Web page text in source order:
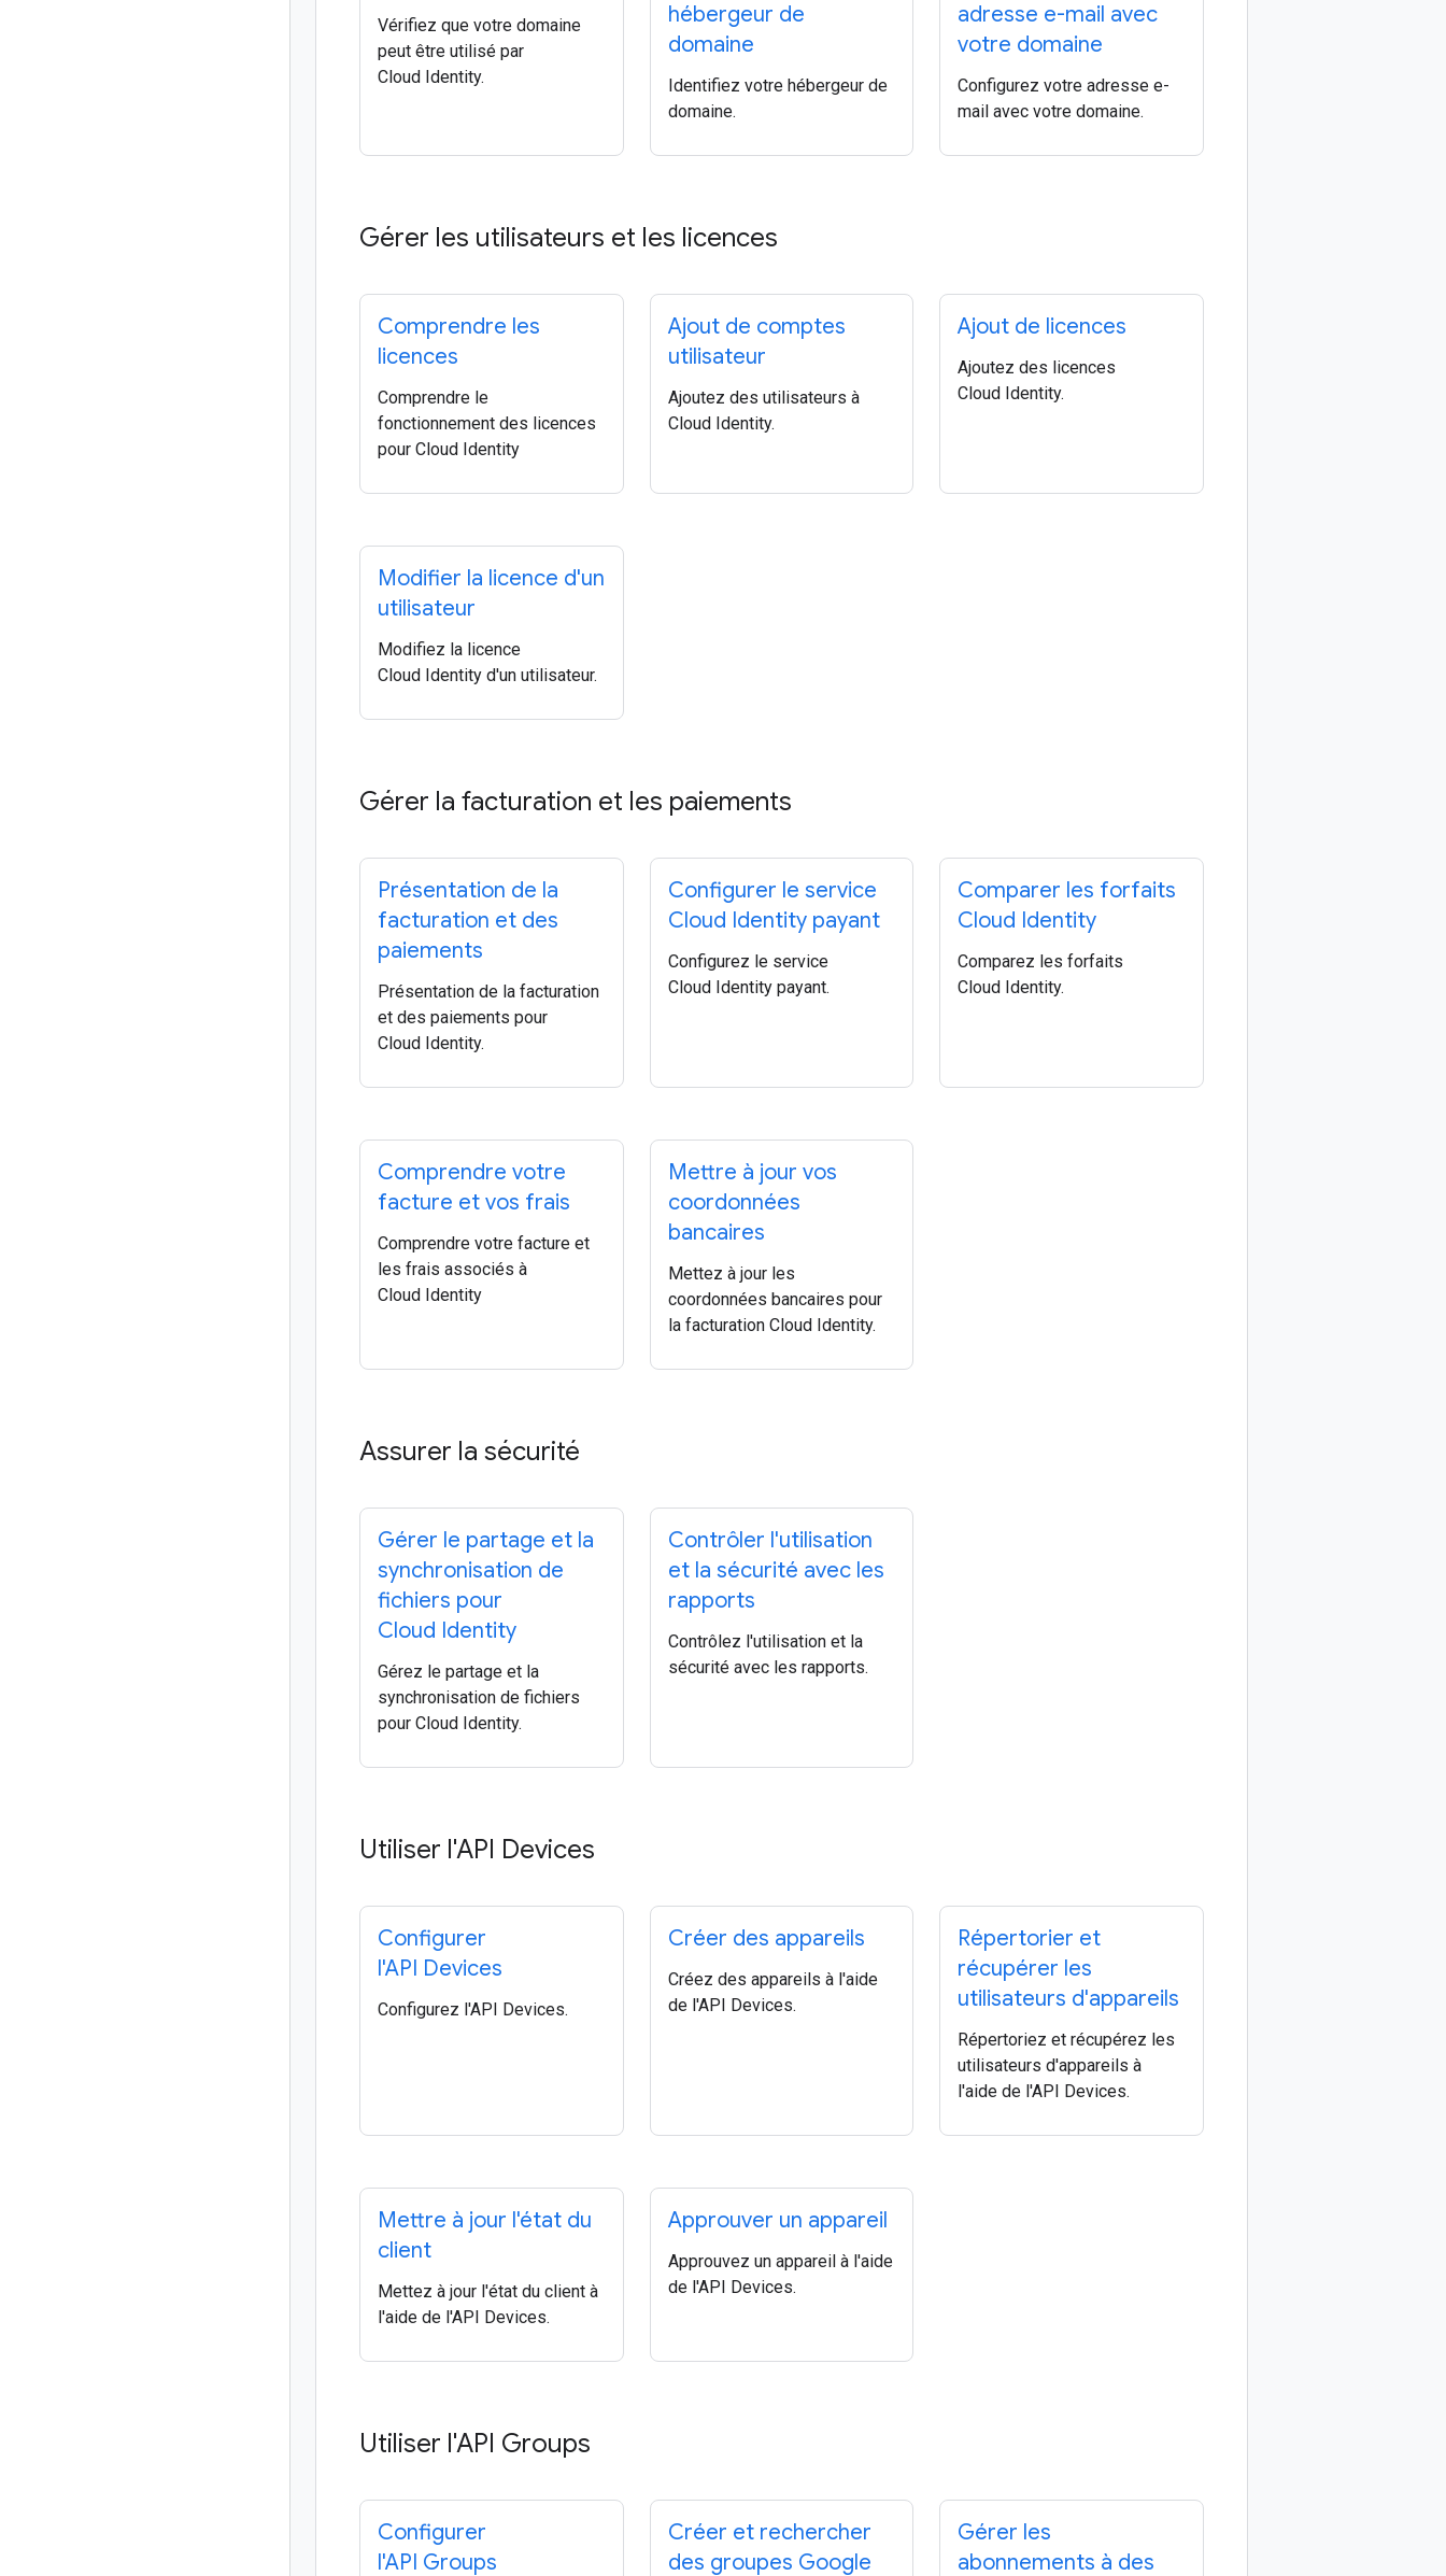
Vérifiez que votre domaine
peut être utilisé par
Cloud Identity.
hébergeur de
domaine
Identifiez votre hébergeur de
domaine.
adresse e-mail avec
votre domaine
Configurez votre adresse e-
mail avec votre domaine.
Gérer les utilisateurs et les licences
Comprendre les
licences
Comprendre le
fonctionnement des licences
pour Cloud Identity
Ajout de comptes
utilisateur
Ajoutez des utilisateurs à
Cloud Identity.
Ajout de licences
Ajoutez des licences
Cloud Identity.
Modifier la licence d'un
utilisateur
Modifiez la licence
Cloud Identity d'un utilisateur.
Gérer la facturation et les paiements
Présentation de la
facturation et des
paiements
Présentation de la facturation
et des paiements pour
Cloud Identity.
Configurer le service
Cloud Identity payant
Configurez le service
Cloud Identity payant.
Comparer les forfaits
Cloud Identity
Comparez les forfaits
Cloud Identity.
Comprendre votre
facture et vos frais
Comprendre votre facture et
les frais associés à
Cloud Identity
Mettre à jour vos
coordonnées
bancaires
Mettez à jour les
coordonnées bancaires pour
la facturation Cloud Identity.
Assurer la sécurité
Gérer le partage et la
synchronisation de
fichiers pour
Cloud Identity
Gérez le partage et la
synchronisation de fichiers
pour Cloud Identity.
Contrôler l'utilisation
et la sécurité avec les
rapports
Contrôlez l'utilisation et la
sécurité avec les rapports.
Utiliser l'API Devices
Configurer
l'API Devices
Configurez l'API Devices.
Créer des appareils
Créez des appareils à l'aide
de l'API Devices.
Répertorier et
récupérer les
utilisateurs d'appareils
Répertoriez et récupérez les
utilisateurs d'appareils à
l'aide de l'API Devices.
Mettre à jour l'état du
client
Mettez à jour l'état du client à
l'aide de l'API Devices.
Approuver un appareil
Approuvez un appareil à l'aide
de l'API Devices.
Utiliser l'API Groups
Configurer
l'API Groups
Créer et rechercher
des groupes Google
Gérer les
abonnements à des